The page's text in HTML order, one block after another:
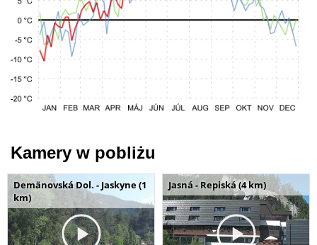
Kamery w pobliżu
Demänovská Dol. - Jaskyne (1
km)
Jasná - Repiská (4 km)